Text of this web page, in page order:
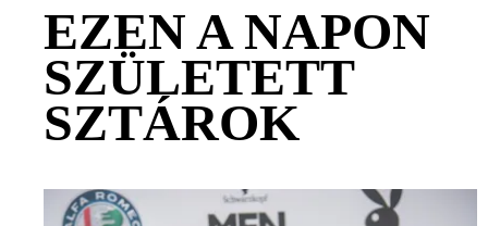
EZEN A NAPON
SZÜLETETT
SZTÁROK